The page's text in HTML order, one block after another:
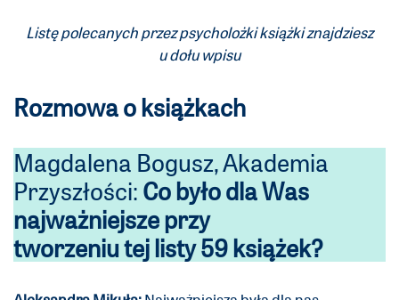
Listę polecanych przez psycholożki książki znajdziesz
u dołu wpisu
Rozmowa o książkach
Magdalena Bogusz, Akademia
Przyszłości:Co było dla Was
najważniejsze przy
tworzeniu tej listy 59 książek?